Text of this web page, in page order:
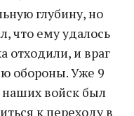
глубину, но
что ему удалось
отходили, и враг
обороны. Уже 9
войск был
к переходу в